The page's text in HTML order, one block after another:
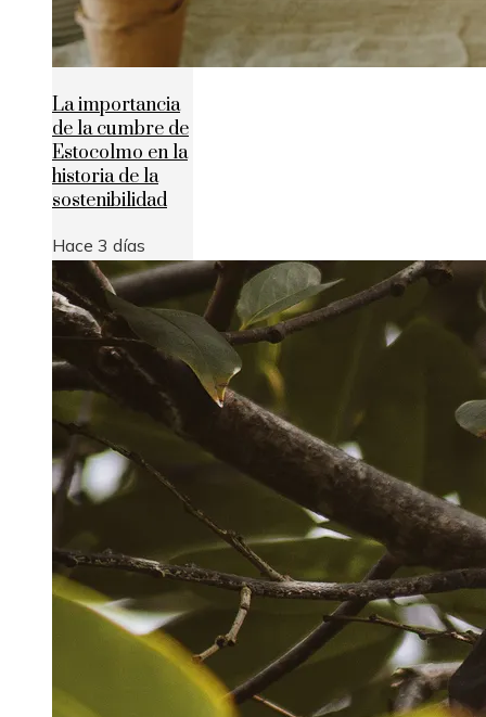
La importancia
de la cumbre de
Estocolmo en la
historia de la
sostenibilidad
Hace 3 días